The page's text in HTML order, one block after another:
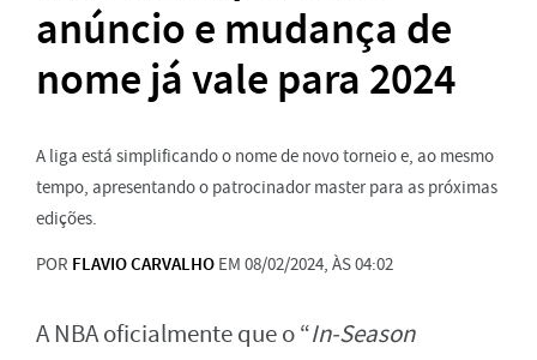
anúncio e mudança de
nome já vale para 2024
A liga está simplificando o nome de novo torneio e, ao mesmo
tempo, apresentando o patrocinador master para as próximas
edições.
POR FLAVIO CARVALHO EM 08/02/2024, ÀS 04:02
A NBA oficialmente que o “In-Season